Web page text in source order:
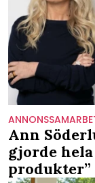
Ann
gjorde
produkter”